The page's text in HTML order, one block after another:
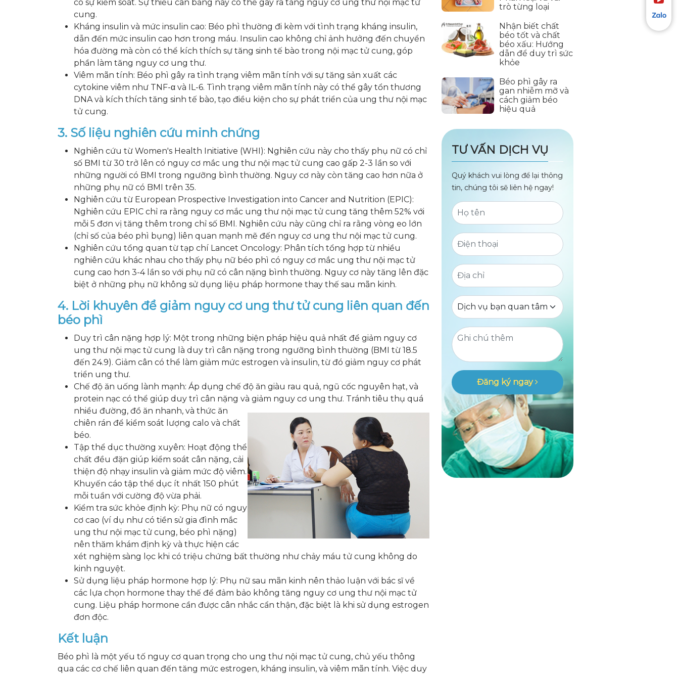
có sự kiểm soát. Sự thiếu cân bằng này có thể gây ra tăng nguy cơ ung thư nội mạc tử
cung.
Kháng insulin và mức insulin cao: Béo phì thường đi kèm với tình trạng kháng insulin,
dẫn đến mức insulin cao hơn trong máu. Insulin cao không chỉ ảnh hưởng đến chuyển
hóa đường mà còn có thể kích thích sự tăng sinh tế bào trong nội mạc tử cung, góp
phần làm tăng nguy cơ ung thư.
Viêm mãn tính: Béo phì gây ra tình trạng viêm mãn tính với sự tăng sản xuất các
cytokine viêm như TNF-α và IL-6. Tình trạng viêm mãn tính này có thể gây tổn thương
DNA và kích thích tăng sinh tế bào, tạo điều kiện cho sự phát triển của ung thư nội mạc
tử cung.
3. Số liệu nghiên cứu minh chứng
Nghiên cứu từ Women's Health Initiative (WHI): Nghiên cứu này cho thấy phụ nữ có chỉ
số BMI từ 30 trở lên có nguy cơ mắc ung thư nội mạc tử cung cao gấp 2-3 lần so với
những người có BMI trong ngưỡng bình thường. Nguy cơ này còn tăng cao hơn nữa ở
những phụ nữ có BMI trên 35.
Nghiên cứu từ European Prospective Investigation into Cancer and Nutrition (EPIC):
Nghiên cứu EPIC chỉ ra rằng nguy cơ mắc ung thư nội mạc tử cung tăng thêm 52% với
mỗi 5 đơn vị tăng thêm trong chỉ số BMI. Nghiên cứu này cũng chỉ ra rằng vòng eo lớn
(chỉ số của béo phì bụng) liên quan mạnh mẽ đến nguy cơ ung thư nội mạc tử cung.
Nghiên cứu tổng quan từ tạp chí Lancet Oncology: Phân tích tổng hợp từ nhiều
nghiên cứu khác nhau cho thấy phụ nữ béo phì có nguy cơ mắc ung thư nội mạc tử
cung cao hơn 3-4 lần so với phụ nữ có cân nặng bình thường. Nguy cơ này tăng lên đặc
biệt ở những phụ nữ không sử dụng liệu pháp hormone thay thế sau mãn kinh.
4. Lời khuyên để giảm nguy cơ ung thư tử cung liên quan đến
béo phì
Duy trì cân nặng hợp lý: Một trong những biện pháp hiệu quả nhất để giảm nguy cơ
ung thư nội mạc tử cung là duy trì cân nặng trong ngưỡng bình thường (BMI từ 18.5
đến 24.9). Giảm cân có thể làm giảm mức estrogen và insulin, từ đó giảm nguy cơ phát
triển ung thư.
Chế độ ăn uống lành mạnh: Áp dụng chế độ ăn giàu rau quả, ngũ cốc nguyên hạt, và
protein nạc có thể giúp duy trì cân nặng và giảm nguy cơ ung thư. Tránh tiêu thụ quá
nhiều đường, đồ ăn nhanh, và thức ăn
chiên rán để kiểm soát lượng calo và chất
béo.
Tập thể dục thường xuyên: Hoạt động thể
chất đều đặn giúp kiểm soát cân nặng, cải
thiện độ nhạy insulin và giảm mức độ viêm.
Khuyến cáo tập thể dục ít nhất 150 phút
mỗi tuần với cường độ vừa phải.
Kiểm tra sức khỏe định kỳ: Phụ nữ có nguy
cơ cao (ví dụ như có tiền sử gia đình mắc
ung thư nội mạc tử cung, béo phì nặng)
nên thăm khám định kỳ và thực hiện các
xét nghiệm sàng lọc khi có triệu chứng bất thường như chảy máu tử cung không do
kinh nguyệt.
Sử dụng liệu pháp hormone hợp lý: Phụ nữ sau mãn kinh nên thảo luận với bác sĩ về
các lựa chọn hormone thay thế để đảm bảo không tăng nguy cơ ung thư nội mạc tử
cung. Liệu pháp hormone cần được cân nhắc cẩn thận, đặc biệt là khi sử dụng estrogen
đơn độc.
Kết luận
Béo phì là một yếu tố nguy cơ quan trọng cho ung thư nội mạc tử cung, chủ yếu thông
qua các cơ chế liên quan đến tăng mức estrogen, kháng insulin, và viêm mãn tính. Việc duy
trò từng loại
Nhận biết chất
béo tốt và chất
béo xấu: Hướng
dẫn để duy trì sức
khỏe
Béo phì gây ra
gan nhiễm mỡ và
cách giảm béo
hiệu quả
TƯ VẤN DỊCH VỤ
Quý khách vui lòng để lại thông
tin, chúng tôi sẽ liên hệ ngay!
Đăng ký ngay